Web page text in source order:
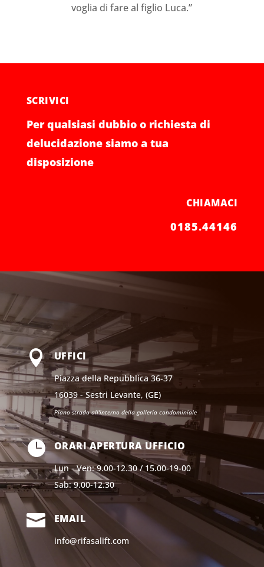
voglia di fare al figlio Luca.”
SCRIVICI
Per qualsiasi dubbio o richiesta di
delucidazione siamo a tua
disposizione
CHIAMACI
0185.44146
 UFFICI
Piazza della Repubblica 36-37
16039 - Sestri Levante, (GE)
Piano strada all'interno della galleria condominiale
 ORARI APERTURA UFFICIO
Lun - Ven: 9.00-12.30 / 15.00-19-00
Sab: 9.00-12.30
 EMAIL
info@rifasalift.com